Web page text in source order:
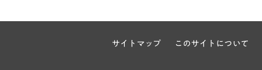
サイトマップ このサイトについて